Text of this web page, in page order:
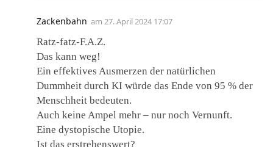
Zackenbahn am 27. April 2024 17:07
Ratz-fatz-F.A.Z.
Das kann weg!
Ein effektives Ausmerzen der natürlichen
Dummheit durch KI würde das Ende von 95 % der
Menschheit bedeuten.
Auch keine Ampel mehr – nur noch Vernunft.
Eine dystopische Utopie.
Ist das erstrebenswert?